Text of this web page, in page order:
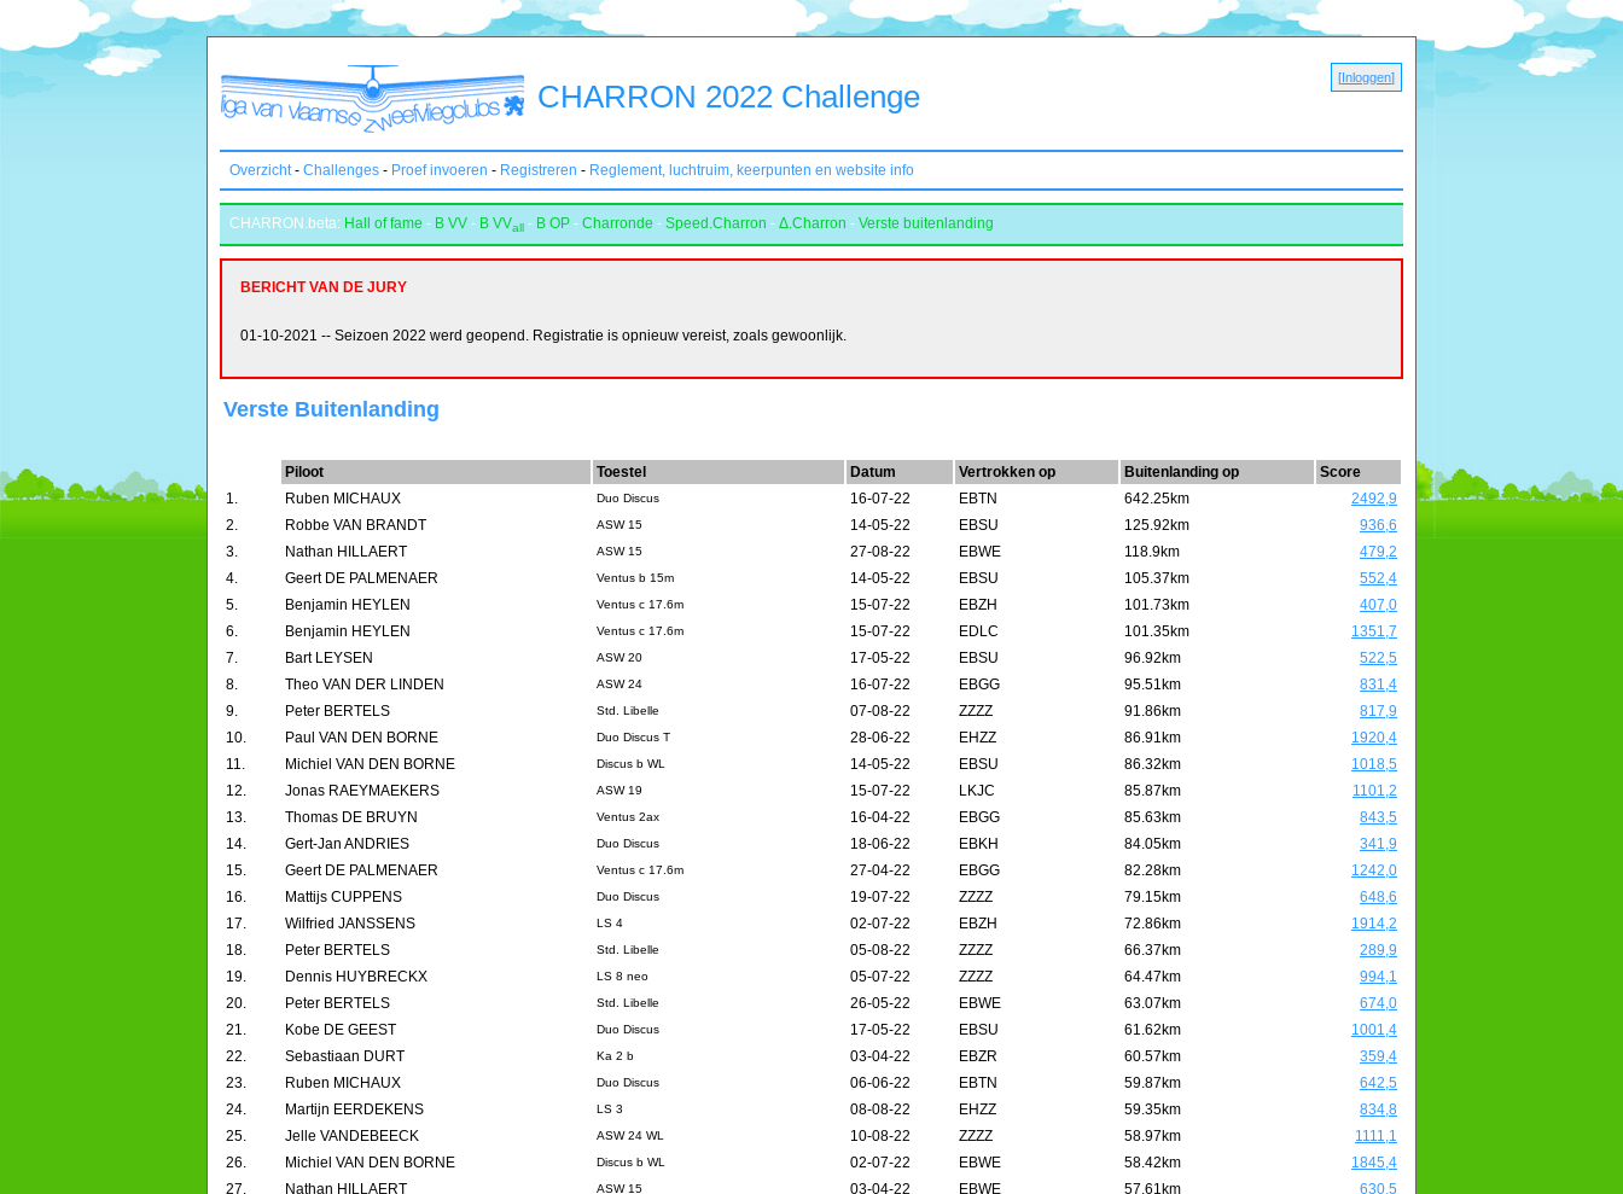
[Inloggen]
CHARRON 2022 Challenge
Overzicht- Challenges - Proef invoeren - Registreren - Reglement, luchtruim, keerpunten en website info
CHARRON.beta: Hall of fame - B VV - B VVall - B OP - Charronde - Speed.Charron - Δ.Charron - Verste buitenlanding
BERICHT VAN DE JURY
01-10-2021 -- Seizoen 2022 werd geopend. Registratie is opnieuw vereist, zoals gewoonlijk.
Verste Buitenlanding
Piloot Toestel Datum Vertrokken op Buitenlanding op
Score
1.
Ruben MICHAUX Duo Discus 16-07-22 EBTN 642.25km
2492,9
2.
Robbe VAN BRANDT ASW 15 14-05-22 EBSU 125.92km
936,6
3.
Nathan HILLAERT ASW 15 27-08-22 EBWE 118.9km
479,2
4.
Geert DE PALMENAER Ventus b 15m 14-05-22 EBSU 105.37km
552,4
5.
Benjamin HEYLEN Ventus c 17.6m 15-07-22 EBZH 101.73km
407,0
6.
Benjamin HEYLEN Ventus c 17.6m 15-07-22 EDLC 101.35km
1351,7
7.
Bart LEYSEN ASW 20 17-05-22 EBSU 96.92km
522,5
8.
Theo VAN DER LINDEN ASW 24 16-07-22 EBGG 95.51km
831,4
9.
Peter BERTELS Std. Libelle 07-08-22 ZZZZ 91.86km
817,9
10.
Paul VAN DEN BORNE Duo Discus T 28-06-22 EHZZ 86.91km
1920,4
11.
Michiel VAN DEN BORNE Discus b WL 14-05-22 EBSU 86.32km
1018,5
12.
Jonas RAEYMAEKERS ASW 19 15-07-22 LKJC 85.87km
1101,2
13.
Thomas DE BRUYN Ventus 2ax 16-04-22 EBGG 85.63km
843,5
14.
Gert-Jan ANDRIES Duo Discus 18-06-22 EBKH 84.05km
341,9
15.
Geert DE PALMENAER Ventus c 17.6m 27-04-22 EBGG 82.28km
1242,0
16.
Mattijs CUPPENS Duo Discus 19-07-22 ZZZZ 79.15km
648,6
17.
Wilfried JANSSENS LS 4 02-07-22 EBZH 72.86km
1914,2
18.
Peter BERTELS Std. Libelle 05-08-22 ZZZZ 66.37km
289,9
19.
Dennis HUYBRECKX LS 8 neo 05-07-22 ZZZZ 64.47km
994,1
20.
Peter BERTELS Std. Libelle 26-05-22 EBWE 63.07km
674,0
21.
Kobe DE GEEST Duo Discus 17-05-22 EBSU 61.62km
1001,4
22.
Sebastiaan DURT Ka 2 b 03-04-22 EBZR 60.57km
359,4
23.
Ruben MICHAUX Duo Discus 06-06-22 EBTN 59.87km
642,5
24.
Martijn EERDEKENS LS 3 08-08-22 EHZZ 59.35km
834,8
25.
Jelle VANDEBEECK ASW 24 WL 10-08-22 ZZZZ 58.97km
1111,1
26.
Michiel VAN DEN BORNE Discus b WL 02-07-22 EBWE 58.42km
1845,4
27.
Nathan HILLAERT ASW 15 03-04-22 EBWE 57.61km
630,5